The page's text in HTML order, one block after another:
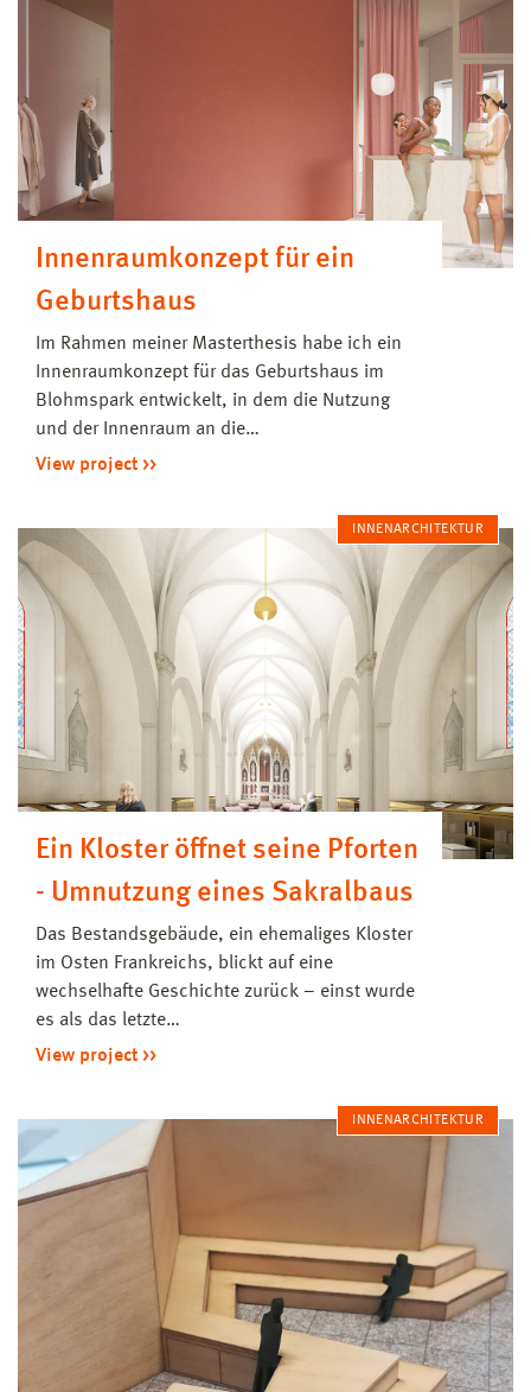
Innenraumkonzept für ein
Geburtshaus
Im Rahmen meiner Masterthesis habe ich ein
Innenraumkonzept für das Geburtshaus im
Blohmspark entwickelt, in dem die Nutzung
und der Innenraum an die…
View project
INNENARCHITEKTUR
Ein Kloster öffnet seine Pforten
- Umnutzung eines Sakralbaus
Das Bestandsgebäude, ein ehemaliges Kloster
im Osten Frankreichs, blickt auf eine
wechselhafte Geschichte zurück – einst wurde
es als das letzte…
View project
INNENARCHITEKTUR